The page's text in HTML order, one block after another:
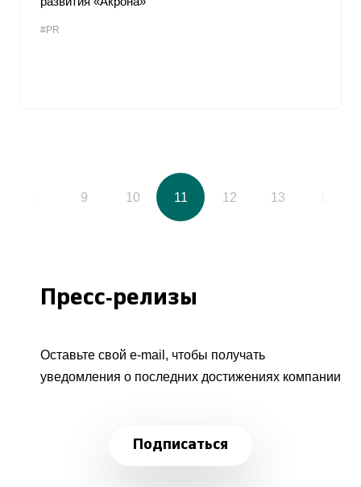
#PR
9 10 11 12 13
Пресс-релизы
Оставьте свой e-mail, чтобы получать
уведомления о последних достижениях компании
Подписаться